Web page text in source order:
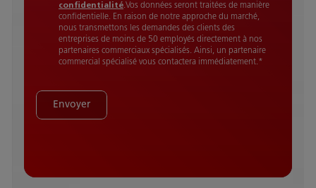
confidentialité.Vos données seront traitées de manière
confidentielle. En raison de notre approche du marché,
nous transmettons les demandes des clients des
entreprises de moins de 50 employés directement à nos
partenaires commerciaux spécialisés. Ainsi, un partenaire
commercial spécialisé vous contactera immédiatement.*
Envoyer